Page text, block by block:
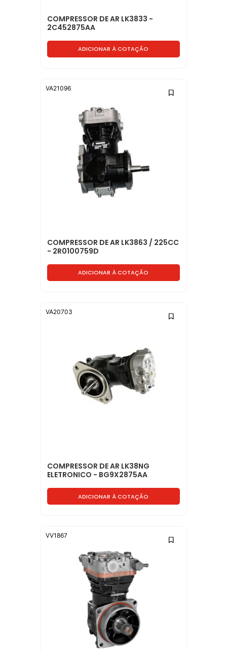
COMPRESSOR DE AR LK3833 -
2C452875AA
ADICIONAR À COTAÇÃO
COMPRESSOR DE AR LK3863 / 225CC
- 2R0100759D
ADICIONAR À COTAÇÃO
VA21096
COMPRESSOR DE AR LK38NG
ELETRONICO - BG9X2875AA
ADICIONAR À COTAÇÃO
VA20703
VV1867